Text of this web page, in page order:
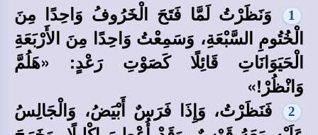
1
وَنَظَرْتُ لَمَّا فَتَحَ الْخَرُوفُ وَاحِدًا مِنَ
الْخُتُومِ السَّبْعَةِ، وَسَمِعْتُ وَاحِدًا مِنَ الأَرْبَعَةِ
الْحَيَوَانَاتِ قَائِلًا كَصَوْتِ رَعْدٍ: «هَلُمَّ
وَانْظُرْ!»
2
فَنَظَرْتُ، وَإِذَا فَرَسٌ أَبْيَضُ، وَالْجَالِسُ